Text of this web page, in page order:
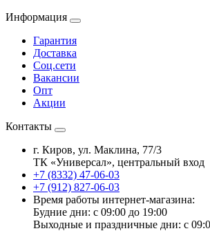
Информация
Гарантия
Доставка
Соц.сети
Вакансии
Опт
Акции
Контакты
г. Киров, ул. Маклина, 77/3
ТК «Универсал», центральный вход
+7 (8332) 47-06-03
+7 (912) 827-06-03
Время работы интернет-магазина:
Будние дни: с 09:00 до 19:00
Выходные и праздничные дни: с